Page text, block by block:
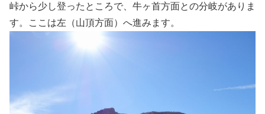
峠から少し登ったところで、牛ヶ首方面との分岐がありま
す。ここは左（山頂方面）へ進みます。